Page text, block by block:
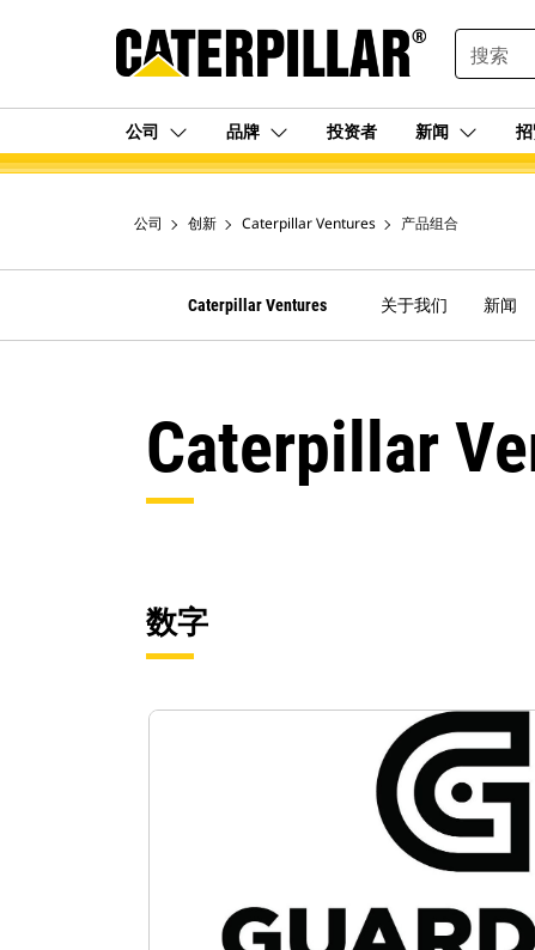
SEARCH
公司 品牌 投资者 新闻
公司 创新 Caterpillar Ventures 产品组合
Caterpillar Ventures 关于我们 新闻
Caterpillar
数字